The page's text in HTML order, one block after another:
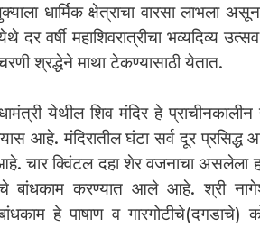
धार्मिक क्षेत्राचा वारसा लाभला
दर वर्षी महाशिवरात्रीचा भव्यदिव्य
श्रद्धेने माथा टेकण्यासाठी येतात.
येथील शिव मंदिर हे प्राचीनकालीन
आहे. मंदिरातील घंटा सर्व दूर प्रसिद्ध
चार क्विंटल दहा शेर वजनाचा असलेला
बांधकाम करण्यात आले आहे. श्री
हे पाषाण व गारगोटीचे(दगडाचे)